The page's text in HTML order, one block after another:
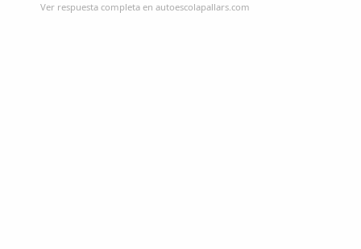
Ver respuesta completa en autoescolapallars.com